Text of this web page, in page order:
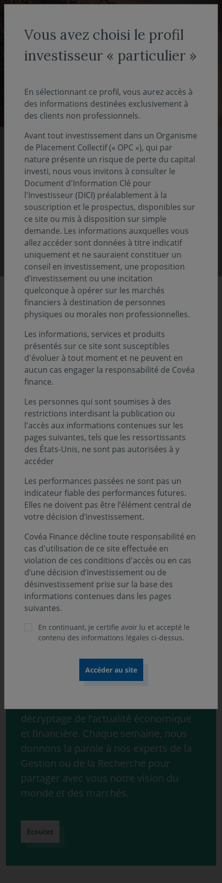
Aller au menu
Aller au contenu
Investisseur non-professionnel
Nos rapports 2025
Pour comprendre notre vision, notre stratégie
et nos actions
Découvrir nos rapports
Chiffres clés
Previous 86,8
Md€ d'actifs sous gestion
ONdécrypte l'hebdo
décryptage de l’actualité économique
et financière. Chaque semaine, nous
donnons la parole à nos experts de la
Gestion ou de la Recherche pour
partager avec vous notre vision du
monde et des marchés.
Écoutez
Vous avez choisi le profil
investisseur « particulier »
En sélectionnant ce profil, vous aurez accès à
des informations destinées exclusivement à
des clients non professionnels.
Avant tout investissement dans un Organisme
de Placement Collectif (« OPC »), qui par
nature présente un risque de perte du capital
investi, nous vous invitons à consulter le
Document d'Information Clé pour
l'Investisseur (DICI) préalablement à la
souscription et le prospectus, disponibles sur
ce site ou mis à disposition sur simple
demande. Les informations auxquelles vous
allez accéder sont données à titre indicatif
uniquement et ne sauraient constituer un
conseil en investissement, une proposition
d’investissement ou une incitation
quelconque à opérer sur les marchés
financiers à destination de personnes
physiques ou morales non professionnelles.
Les informations, services et produits
présentés sur ce site sont susceptibles
d'évoluer à tout moment et ne peuvent en
aucun cas engager la responsabilité de Covéa
finance.
Les personnes qui sont soumises à des
restrictions interdisant la publication ou
l'accès aux informations contenues sur les
pages suivantes, tels que les ressortissants
des États-Unis, ne sont pas autorisées à y
accéder
Les performances passées ne sont pas un
indicateur fiable des performances futures.
Elles ne doivent pas être l’élément central de
votre décision d’investissement.
Covéa Finance décline toute responsabilité en
cas d'utilisation de ce site effectuée en
violation de ces conditions d'accès ou en cas
d’une décision d’investissement ou de
désinvestissement prise sur la base des
informations contenues dans les pages
suivantes.
En continuant, je certifie avoir lu et accepté le
contenu des informations légales ci-dessus.